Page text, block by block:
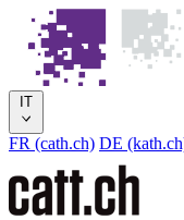
IT
FR (cath.ch) DE